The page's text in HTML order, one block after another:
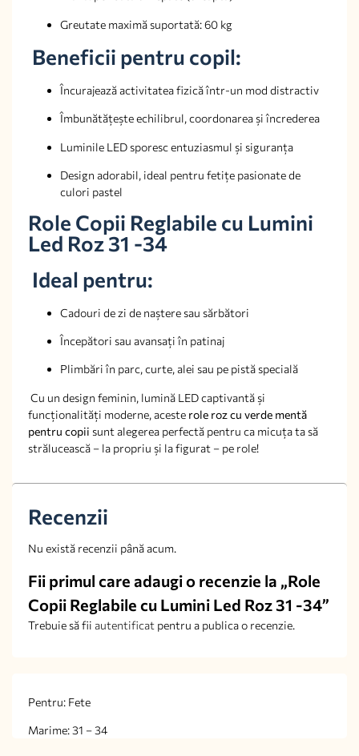
Greutate maximă suportată: 60 kg
Beneficii pentru copil:
Încurajează activitatea fizică într-un mod distractiv
Îmbunătățește echilibrul, coordonarea și încrederea
Luminile LED sporesc entuziasmul și siguranța
Design adorabil, ideal pentru fetițe pasionate de
culori pastel
Role Copii Reglabile cu Lumini
Led Roz 31 -34
Ideal pentru:
Cadouri de zi de naștere sau sărbători
Începători sau avansați în patinaj
Plimbări în parc, curte, alei sau pe pistă specială
Cu un design feminin, lumină LED captivantă și
funcționalități moderne, aceste role roz cu verde mentă
pentru copii sunt alegerea perfectă pentru ca micuța ta să
strălucească – la propriu și la figurat – pe role!
Recenzii
Nu există recenzii până acum.
Fii primul care adaugi o recenzie la „Role
Copii Reglabile cu Lumini Led Roz 31 -34”
Trebuie să fii autentificat pentru a publica o recenzie.
Pentru: Fete
Marime: 31 – 34